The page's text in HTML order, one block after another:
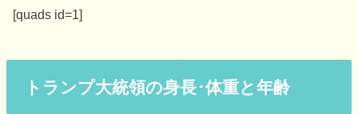
[quads id=1]
トランプ大統領の身長･体重と年齢